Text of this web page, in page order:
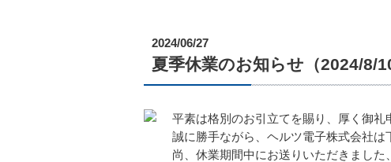
2024/06/27
夏季休業のお知らせ（2024/8/
平素は格別のお引立てを賜り、厚く御礼
誠に勝手ながら、ヘルツ電子株式会社は
尚、休業期間中にお送りいただきました